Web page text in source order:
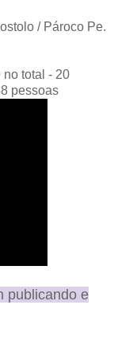
/ Pároco Pe.
total - 20
pessoas
publicando e